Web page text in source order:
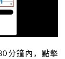
分鐘內，點擊